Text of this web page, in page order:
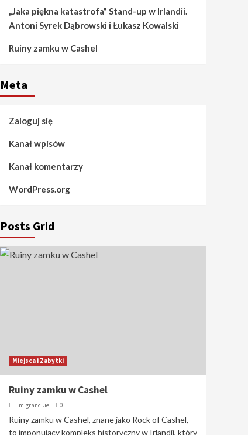
„Jaka piękna katastrofa” Stand-up w Irlandii.
Antoni Syrek Dąbrowski i Łukasz Kowalski
Ruiny zamku w Cashel
Meta
Zaloguj się
Kanał wpisów
Kanał komentarzy
WordPress.org
Posts Grid
Miejsca i Zabytki
Ruiny zamku w Cashel
Emigranci.ie 0
Ruiny zamku w Cashel, znane jako Rock of Cashel,
to imponujący kompleks historyczny w Irlandii, który